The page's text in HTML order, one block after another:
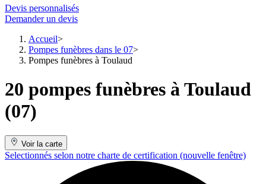
Devis personnalisés
Demander un devis
Accueil
Pompes funèbres dans le 07
Pompes funèbres à Toulaud
20 pompes funèbres à Toulaud
(07)
Voir la carte
Selectionnés selon notre charte de certification (nouvelle fenêtre)